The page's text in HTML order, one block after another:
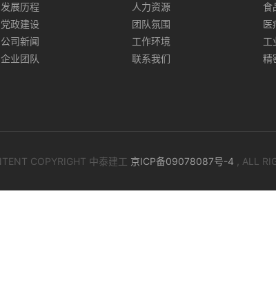
发展历程
党政建设
公司新闻
企业团队
人力资源
团队氛围
工作环境
联系我们
食
医
工
精
COPYRIGHT 中泰建工 京ICP备09078087号-4 , ALL